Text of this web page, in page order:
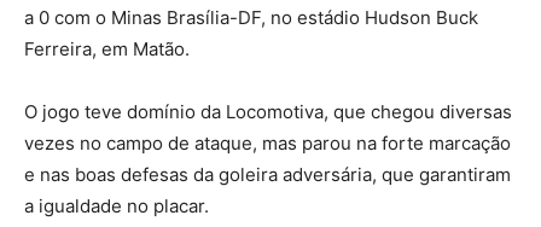
a 0 com o Minas Brasília-DF, no estádio Hudson Buck
Ferreira, em Matão.
O jogo teve domínio da Locomotiva, que chegou diversas
vezes no campo de ataque, mas parou na forte marcação
e nas boas defesas da goleira adversária, que garantiram
a igualdade no placar.